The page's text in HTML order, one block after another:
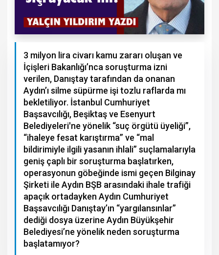
3 milyon lira civarı kamu zararı oluşan ve
İçişleri Bakanlığı’nca soruşturma izni
verilen, Danıştay tarafından da onanan
Aydın’ı silme süpürme işi tozlu raflarda mı
bekletiliyor. İstanbul Cumhuriyet
Başsavcılığı, Beşiktaş ve Esenyurt
Belediyeleri'ne yönelik “suç örgütü üyeliği”,
“ihaleye fesat karıştırma” ve “mal
bildirimiyle ilgili yasanın ihlali” suçlamalarıyla
geniş çaplı bir soruşturma başlatırken,
operasyonun göbeğinde ismi geçen Bilginay
Şirketi ile Aydın BŞB arasındaki ihale trafiği
apaçık ortadayken Aydın Cumhuriyet
Başsavcılığı Danıştay’ın “yargılansınlar”
dediği dosya üzerine Aydın Büyükşehir
Belediyesi’ne yönelik neden soruşturma
başlatamıyor?